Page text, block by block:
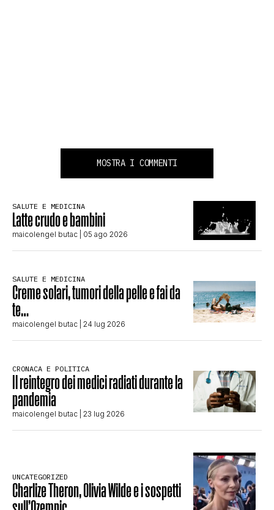
MOSTRA I COMMENTI
SALUTE E MEDICINA
Latte crudo e bambini
maicolengel butac | 05 ago 2026
SALUTE E MEDICINA
Creme solari, tumori della pelle e fai da
te…
maicolengel butac | 24 lug 2026
CRONACA E POLITICA
Il reintegro dei medici radiati durante la
pandemia
maicolengel butac | 23 lug 2026
UNCATEGORIZED
Charlize Theron, Olivia Wilde e i sospetti